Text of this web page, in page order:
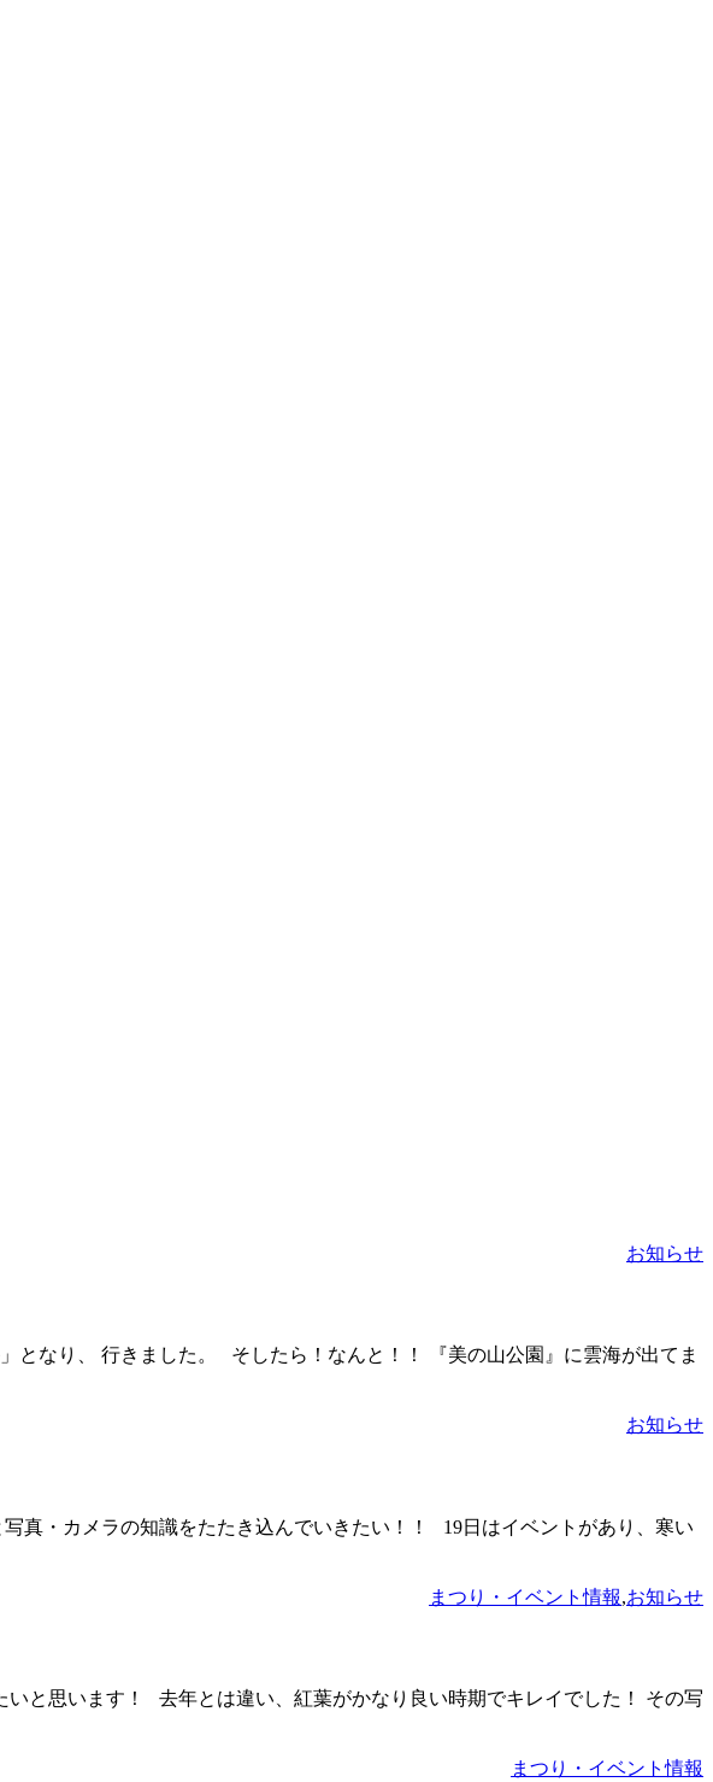
お知らせ
となり、 行きました。 そしたら！なんと！！ 『美の山公園』に雲海が出てま
お知らせ
真・カメラの知識をたたき込んでいきたい！！ 19日はイベントがあり、寒い
まつり・イベント情報,お知らせ
と思います！ 去年とは違い、紅葉がかなり良い時期でキレイでした！ その写
まつり・イベント情報